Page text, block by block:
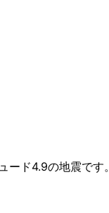
ド4.9の地震です。